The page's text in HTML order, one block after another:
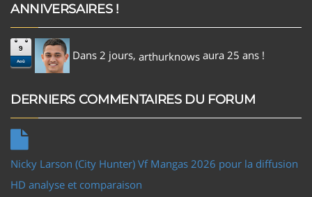
ANNIVERSAIRES !
9
Aoû Dans 2 jours, arthurknows aura 25 ans !
DERNIERS COMMENTAIRES DU FORUM
Nicky Larson (City Hunter) Vf Mangas 2026 pour la diffusion
HD analyse et comparaison